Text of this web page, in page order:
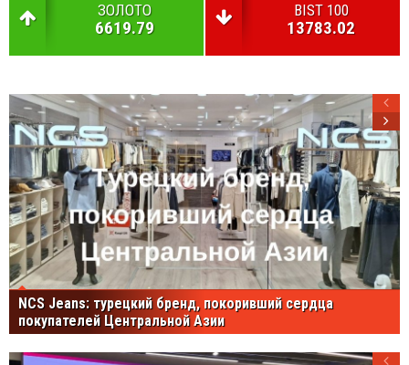
ЗОЛОТО
6619.79
BIST 100
13783.02
NCS Jeans: турецкий бренд, покоривший сердца
покупателей Центральной Азии